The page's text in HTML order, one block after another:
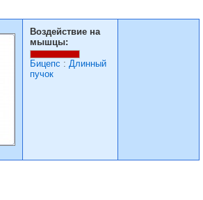
Воздействие на
мышцы:
Бицепс : Длинный
пучок